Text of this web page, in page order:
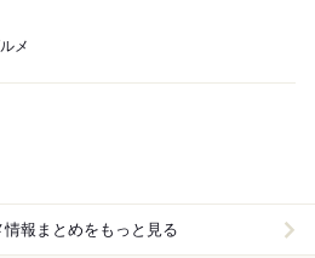
メ
報まとめをもっと見る